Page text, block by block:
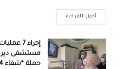
أكمل القراءة
إجراء 7
مستشفى دير
حملة “شفاء 4”